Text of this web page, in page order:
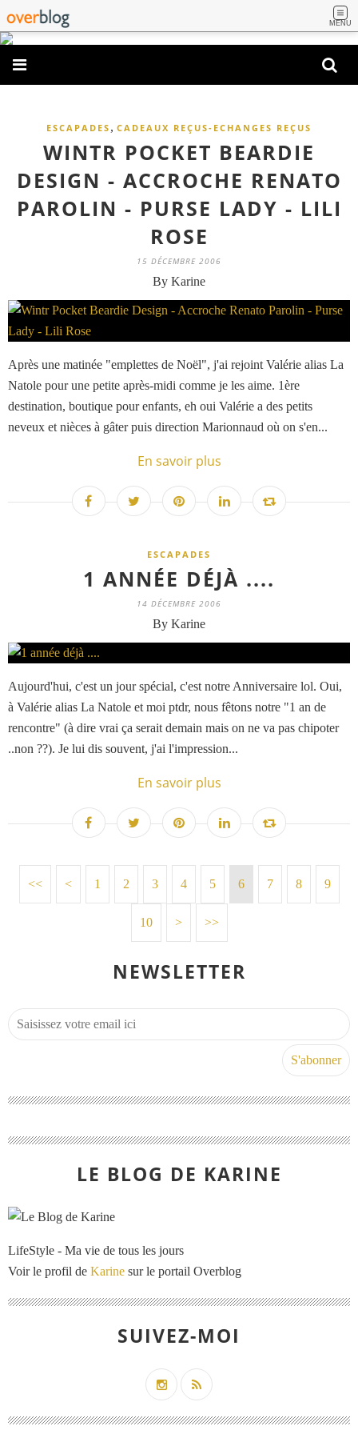
MENU
ESCAPADES , CADEAUX REÇUS-ECHANGES REÇUS
WINTR POCKET BEARDIE
DESIGN - ACCROCHE RENATO
PAROLIN - PURSE LADY - LILI
ROSE
15 DÉCEMBRE 2006
By Karine
Après une matinée "emplettes de Noël", j'ai rejoint Valérie alias La
Natole pour une petite après-midi comme je les aime. 1ère
destination, boutique pour enfants, eh oui Valérie a des petits
neveux et nièces à gâter puis direction Marionnaud où on s'en...
En savoir plus
ESCAPADES
1 ANNÉE DÉJÀ ....
14 DÉCEMBRE 2006
By Karine
Aujourd'hui, c'est un jour spécial, c'est notre Anniversaire lol. Oui,
à Valérie alias La Natole et moi ptdr, nous fêtons notre "1 an de
rencontre" (à dire vrai ça serait demain mais on ne va pas chipoter
..non ??). Je lui dis souvent, j'ai l'impression...
En savoir plus
<< < 1 2 3 4 5 6 7 8 9
10 > >>
NEWSLETTER
LE BLOG DE KARINE
LifeStyle - Ma vie de tous les jours
Voir le profil de Karine sur le portail Overblog
SUIVEZ-MOI